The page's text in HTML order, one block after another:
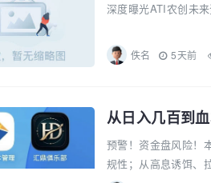
深度曝光ATI农创未
佚名 5天前
从日入几百到
预警！资金盘风险！
规性；从高息诱饵、